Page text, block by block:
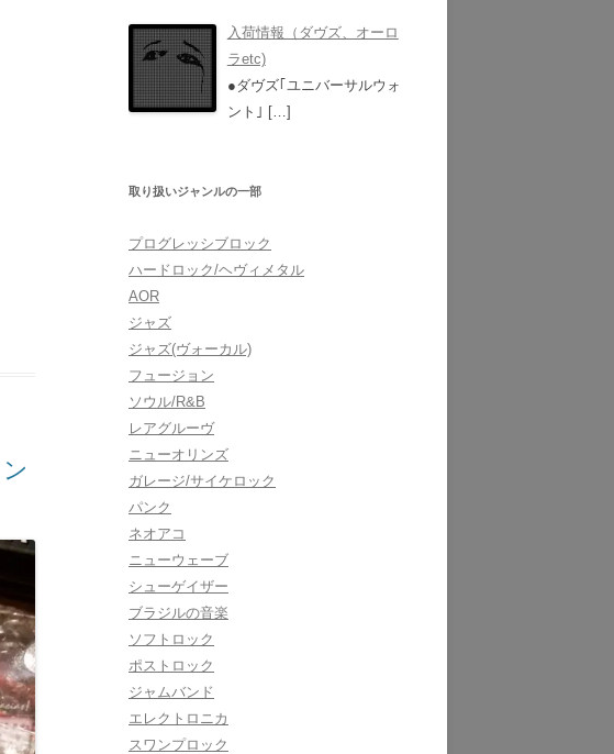
入荷情報（ダヴズ、オーロ
ラetc)
●ダヴズ｢ユニバーサルウォ
ント｣ […]
取り扱いジャンルの一部
プログレッシブロック
ハードロック/ヘヴィメタル
AOR
ジャズ
ジャズ(ヴォーカル)
フュージョン
ソウル/R&B
レアグルーヴ
ニューオリンズ
ガレージ/サイケロック
パンク
ネオアコ
ニューウェーブ
シューゲイザー
ブラジルの音楽
ソフトロック
ポストロック
ジャムバンド
エレクトロニカ
スワンプロック